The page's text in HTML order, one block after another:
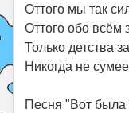
Оттого мы так
Оттого обо всём
Только детства
Никогда не
Песня "Вот была